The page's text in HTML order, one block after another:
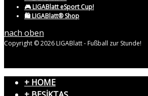
🎮 LIGABlatt eSport Cup!
🛍️ LIGABlatt® Shop
nach oben
Copyright © 2026 LIGABlatt - Fußball zur Stunde!
+ HOME